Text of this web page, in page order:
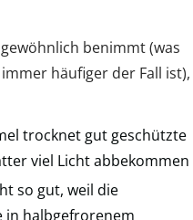
benimmt (was
häufiger der Fall ist),
trocknet gut geschützte
viel Licht abbekommen
so gut, weil die
in halbgefrorenem